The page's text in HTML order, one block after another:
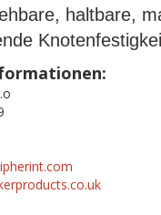
haltbare,